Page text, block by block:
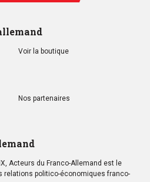
Voir la boutique
Nos partenaires
Acteurs du Franco-Allemand est le
relations politico-économiques franco-